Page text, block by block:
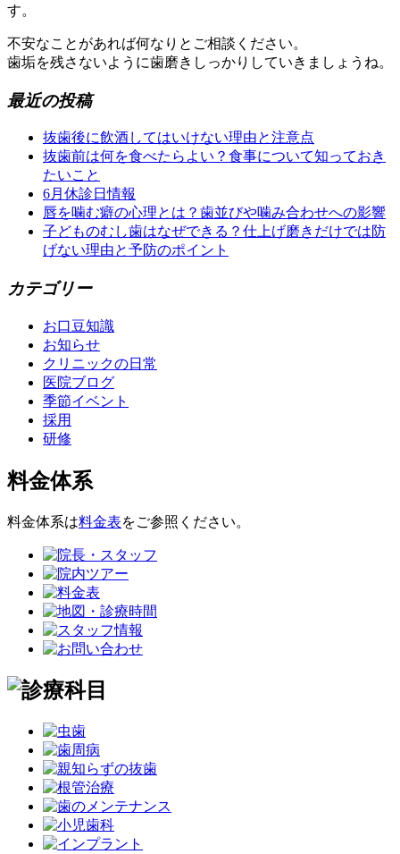
す。
不安なことがあれば何なりとご相談ください。
歯垢を残さないように歯磨きしっかりしていきましょうね。
最近の投稿
抜歯後に飲酒してはいけない理由と注意点
抜歯前は何を食べたらよい？食事について知っておき
たいこと
6月休診日情報
唇を噛む癖の心理とは？歯並びや噛み合わせへの影響
子どものむし歯はなぜできる？仕上げ磨きだけでは防
げない理由と予防のポイント
カテゴリー
お口豆知識
お知らせ
クリニックの日常
医院ブログ
季節イベント
採用
研修
料金体系
料金体系は料金表をご参照ください。